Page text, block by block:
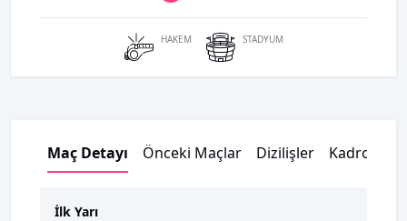
HAKEM STADYUM
Maç Detayı Önceki Maçlar Dizilişler Kadrolar
İlk Yarı